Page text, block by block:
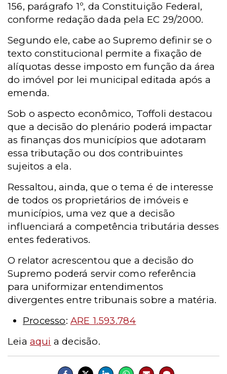
156, parágrafo 1º, da Constituição Federal,
conforme redação dada pela EC 29/2000.
Segundo ele, cabe ao Supremo definir se o
texto constitucional permite a fixação de
alíquotas desse imposto em função da área
do imóvel por lei municipal editada após a
emenda.
Sob o aspecto econômico, Toffoli destacou
que a decisão do plenário poderá impactar
as finanças dos municípios que adotaram
essa tributação ou dos contribuintes
sujeitos a ela.
Ressaltou, ainda, que o tema é de interesse
de todos os proprietários de imóveis e
municípios, uma vez que a decisão
influenciará a competência tributária desses
entes federativos.
O relator acrescentou que a decisão do
Supremo poderá servir como referência
para uniformizar entendimentos
divergentes entre tribunais sobre a matéria.
Processo: ARE 1.593.784
Leia aqui a decisão.